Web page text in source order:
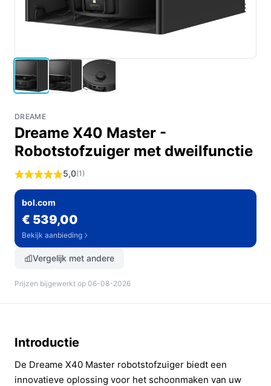
DREAME
Dreame X40 Master -
Robotstofzuiger met dweilfunctie
5,0(1)
bol.com
€ 539,00
Bekijk aanbieding
Vergelijk met andere
Prijzen bijgewerkt op 06-08-2026
Introductie
De Dreame X40 Master robotstofzuiger biedt een
innovatieve oplossing voor het schoonmaken van uw